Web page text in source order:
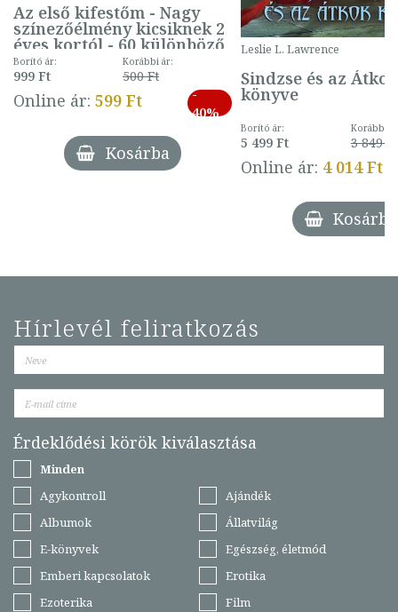
Az első kifestőm - Nagy
színezőélmény kicsiknek 2
éves kortól - 60 különböző
mintával (gombás)
Borító ár:
999 Ft
Korábbi ár:
500 Ft
Online ár: 599 Ft
-
40%
Kosárba
Leslie L. Lawrence
Sindzse és az Átkok
könyve
Borító ár:
5 499 Ft
Korábbi
3 849 Ft
Online ár: 4 014 Ft
Kosárba
Hírlevél feliratkozás
Érdeklődési körök kiválasztása
Minden
Agykontroll
Ajándék
Albumok
Állatvilág
E-könyvek
Egészség, életmód
Emberi kapcsolatok
Erotika
Ezoterika
Film